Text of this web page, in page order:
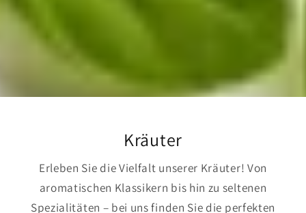
Kräuter
Erleben Sie die Vielfalt unserer Kräuter! Von
aromatischen Klassikern bis hin zu seltenen
Spezialitäten – bei uns finden Sie die perfekten